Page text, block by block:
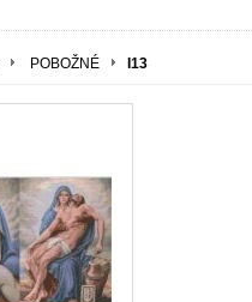
POBOŽNÉ I13